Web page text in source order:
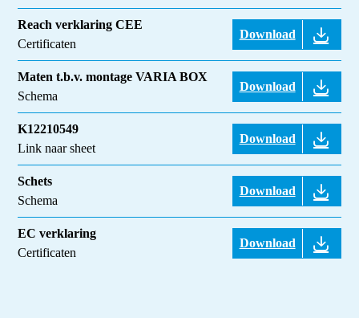
Reach verklaring CEE
Certificaten
Download
Maten t.b.v. montage VARIA BOX
Schema
Download
K12210549
Link naar sheet
Download
Schets
Schema
Download
EC verklaring
Certificaten
Download